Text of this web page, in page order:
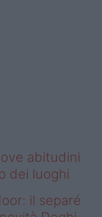
abitudini
dei luoghi
il separé